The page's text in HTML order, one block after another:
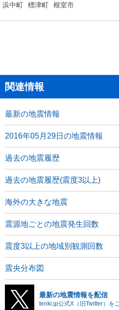
浜中町 標津町 根室市
関連情報
最新の地震情報
2016年05月29日の地震情報
過去の地震履歴
過去の地震履歴(震度3以上)
海外の大きな地震
震源地ごとの地震発生回数
震度3以上の地域別観測回数
震央分布図
最新の地震情報を配信
tenki.jp公式X（旧Twitter）を